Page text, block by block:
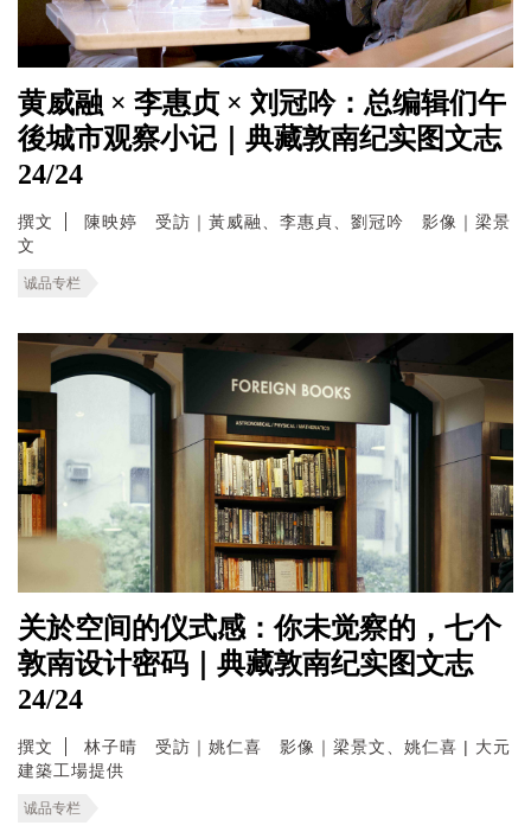
黄威融 × 李惠贞 × 刘冠吟：总编辑们午
後城市观察小记｜典藏敦南纪实图文志
24/24
撰文
陳映婷 受訪｜黃威融、李惠貞、劉冠吟 影像｜梁景
文
诚品专栏
关於空间的仪式感：你未觉察的，七个
敦南设计密码｜典藏敦南纪实图文志
24/24
撰文
林子晴 受訪｜姚仁喜 影像｜梁景文、姚仁喜 | 大元
建築工場提供
诚品专栏